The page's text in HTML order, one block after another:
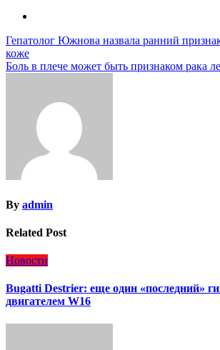
Навигация
по
Гепатолог Южнова назвала ранний
коже
Боль в плече может быть признаком рака
By admin
Related Post
Новости
Bugatti Destrier: еще один «последний»
двигателем W16